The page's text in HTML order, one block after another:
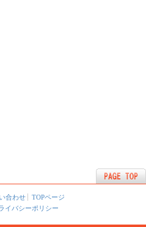
合わせ
TOPページ
イバシーポリシー